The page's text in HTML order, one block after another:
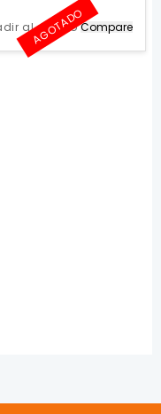
al carrito
AGOTADOCompare